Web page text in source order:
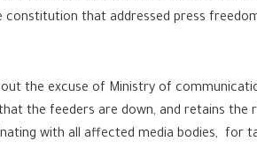
that addressed press
the excuse of Ministry of
the feeders are down, and retains the
with all affected media bodies, for